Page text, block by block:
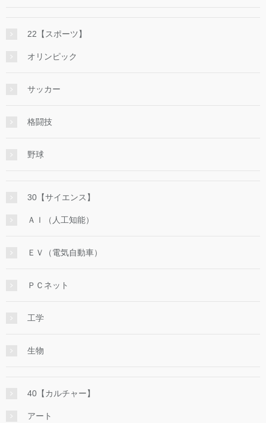
22【スポーツ】
オリンピック
サッカー
格闘技
野球
30【サイエンス】
ＡＩ（人工知能）
ＥＶ（電気自動車）
ＰＣネット
工学
生物
40【カルチャー】
アート